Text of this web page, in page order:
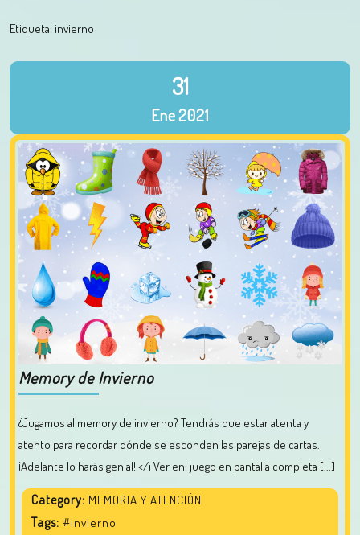
Etiqueta: invierno
31
Ene2021
Memory de Invierno
¿Jugamos al memory de invierno? Tendrás que estar atenta y
atento para recordar dónde se esconden las parejas de cartas.
¡Adelante lo harás genial! </i Ver en: juego en pantalla completa [...]
Category: MEMORIA Y ATENCIÓN
Tags: #invierno